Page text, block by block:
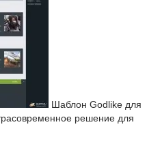
Шаблон Godlike для
решение для